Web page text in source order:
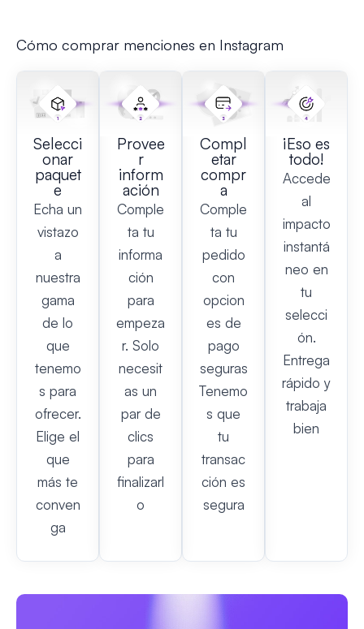
Cómo comprar menciones en Instagram
Selecci
onar
paquet
e
Echa un
vistazo
a
nuestra
gama
de lo
que
tenemo
s para
ofrecer.
Elige el
que
más te
conven
ga
Provee
r
inform
ación
Comple
ta tu
informa
ción
para
empeza
r. Solo
necesit
as un
par de
clics
para
finalizarl
o
Compl
etar
compr
a
Comple
ta tu
pedido
con
opcion
es de
pago
seguras
Tenemo
s que
tu
transac
ción es
segura
¡Eso es
todo!
Accede
al
impacto
instantá
neo en
tu
selecci
ón.
Entrega
rápido y
trabaja
bien